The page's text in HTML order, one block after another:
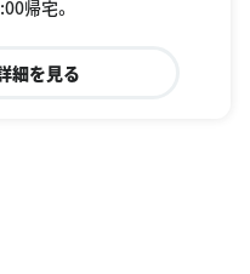
帰宅。
細を見る